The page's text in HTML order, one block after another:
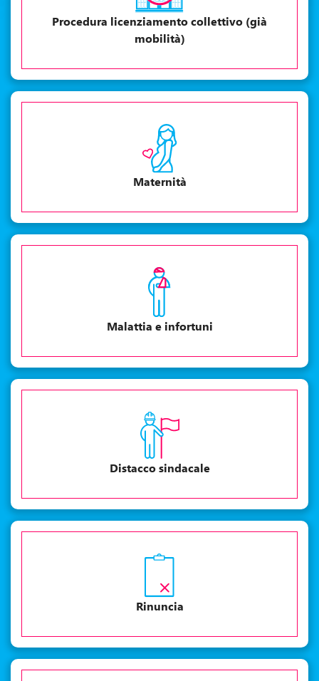
Procedura licenziamento collettivo (già
mobilità)
Maternità
Malattia e infortuni
Distacco sindacale
Rinuncia